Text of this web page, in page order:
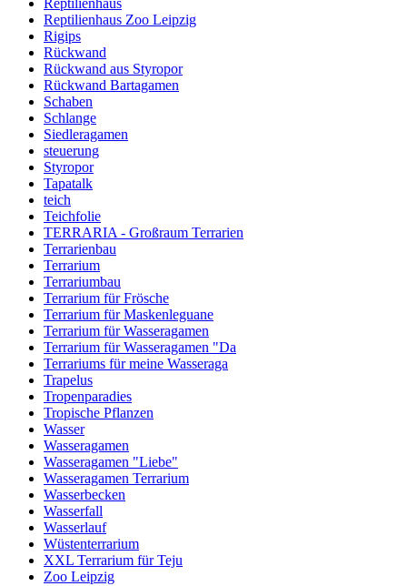
Reptilienhaus
Reptilienhaus Zoo Leipzig
Rigips
Rückwand
Rückwand aus Styropor
Rückwand Bartagamen
Schaben
Schlange
Siedleragamen
steuerung
Styropor
Tapatalk
teich
Teichfolie
TERRARIA - Großraum Terrarien
Terrarienbau
Terrarium
Terrariumbau
Terrarium für Frösche
Terrarium für Maskenleguane
Terrarium für Wasseragamen
Terrarium für Wasseragamen "Da
Terrariums für meine Wasseraga
Trapelus
Tropenparadies
Tropische Pflanzen
Wasser
Wasseragamen
Wasseragamen "Liebe"
Wasseragamen Terrarium
Wasserbecken
Wasserfall
Wasserlauf
Wüstenterrarium
XXL Terrarium für Teju
Zoo Leipzig